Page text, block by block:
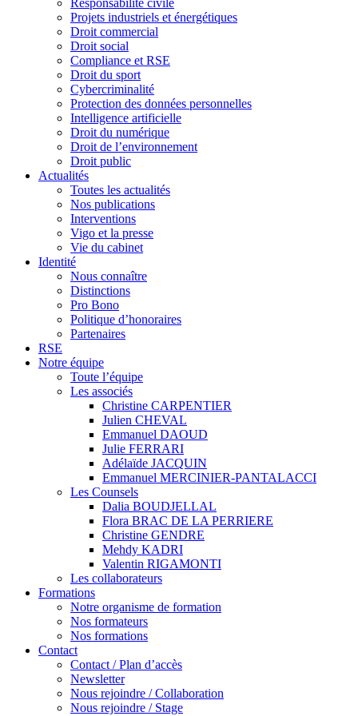
Responsabilité civile
Projets industriels et énergétiques
Droit commercial
Droit social
Compliance et RSE
Droit du sport
Cybercriminalité
Protection des données personnelles
Intelligence artificielle
Droit du numérique
Droit de l’environnement
Droit public
Actualités
Toutes les actualités
Nos publications
Interventions
Vigo et la presse
Vie du cabinet
Identité
Nous connaître
Distinctions
Pro Bono
Politique d’honoraires
Partenaires
RSE
Notre équipe
Toute l’équipe
Les associés
Christine CARPENTIER
Julien CHEVAL
Emmanuel DAOUD
Julie FERRARI
Adélaïde JACQUIN
Emmanuel MERCINIER-PANTALACCI
Les Counsels
Dalia BOUDJELLAL
Flora BRAC DE LA PERRIERE
Christine GENDRE
Mehdy KADRI
Valentin RIGAMONTI
Les collaborateurs
Formations
Notre organisme de formation
Nos formateurs
Nos formations
Contact
Contact / Plan d’accès
Newsletter
Nous rejoindre / Collaboration
Nous rejoindre / Stage